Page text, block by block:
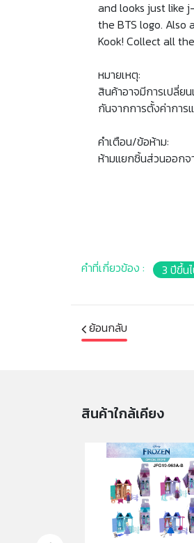
and looks just like
the BTS logo. Also
Kook! Collect all
หมายเหตุ:
สินค้าอาจมีการเปลี่
กันจากการตั้งค่ากา
คำเตือน/ข้อห้าม:
ห้ามแยกชิ้นส่วนออกจ
คำที่เกี่ยวข้อง : 3 ปีขึ้น
ย้อนกลับ
สินค้าใกล้เคียง